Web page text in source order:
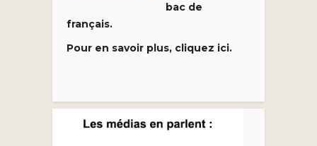
bac de
français.
Pour en savoir plus, cliquez ici.